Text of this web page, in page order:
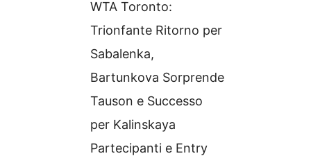
WTA Toronto:
Trionfante Ritorno per
Sabalenka,
Bartunkova Sorprende
Tauson e Successo
per Kalinskaya
Partecipanti e Entry